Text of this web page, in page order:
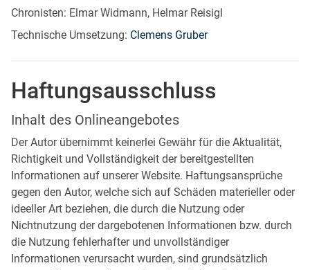
Chronisten: Elmar Widmann, Helmar Reisigl
Technische Umsetzung: Clemens Gruber
Haftungsausschluss
Inhalt des Onlineangebotes
Der Autor übernimmt keinerlei Gewähr für die Aktualität,
Richtigkeit und Vollständigkeit der bereitgestellten
Informationen auf unserer Website. Haftungsansprüche
gegen den Autor, welche sich auf Schäden materieller oder
ideeller Art beziehen, die durch die Nutzung oder
Nichtnutzung der dargebotenen Informationen bzw. durch
die Nutzung fehlerhafter und unvollständiger
Informationen verursacht wurden, sind grundsätzlich